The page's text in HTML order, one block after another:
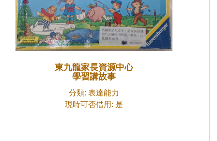
東九龍家長資源中心
學習講故事
分類: 表達能力
現時可否借用: 是